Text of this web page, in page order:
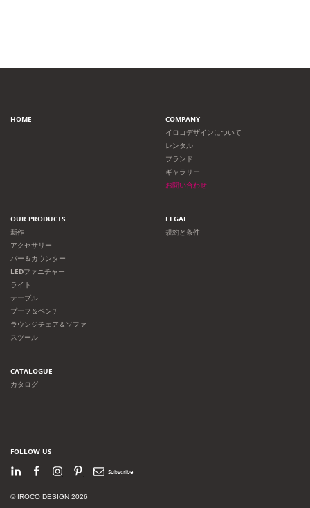
ゲ
シ
HOME
COMPANY
イロコデザインについて
レンタル
ブランド
ギャラリー
お問い合わせ
OUR PRODUCTS
新作
アクセサリー
バー＆カウンター
LEDファニチャー
ライト
テーブル
プーフ＆ベンチ
ラウンジチェア＆ソファ
スツール
LEGAL
規約と条件
CATALOGUE
カタログ
FOLLOW US
LinkedInFacebook
Instagram
PinterestNewsletter
© IROCO DESIGN 2026